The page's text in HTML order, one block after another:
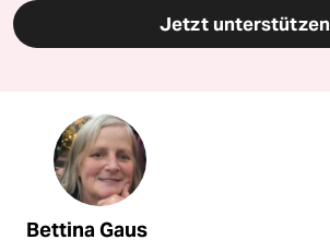
Jetzt unterstützen
Bettina Gaus